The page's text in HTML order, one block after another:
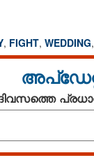
, FIGHT, WEDDING,